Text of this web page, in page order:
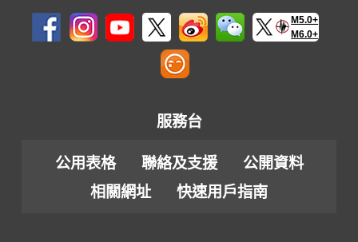
M5.0+
M6.0+
服務台
公用表格 聯絡及支援
公開資料
相關網址
快速用戶指南